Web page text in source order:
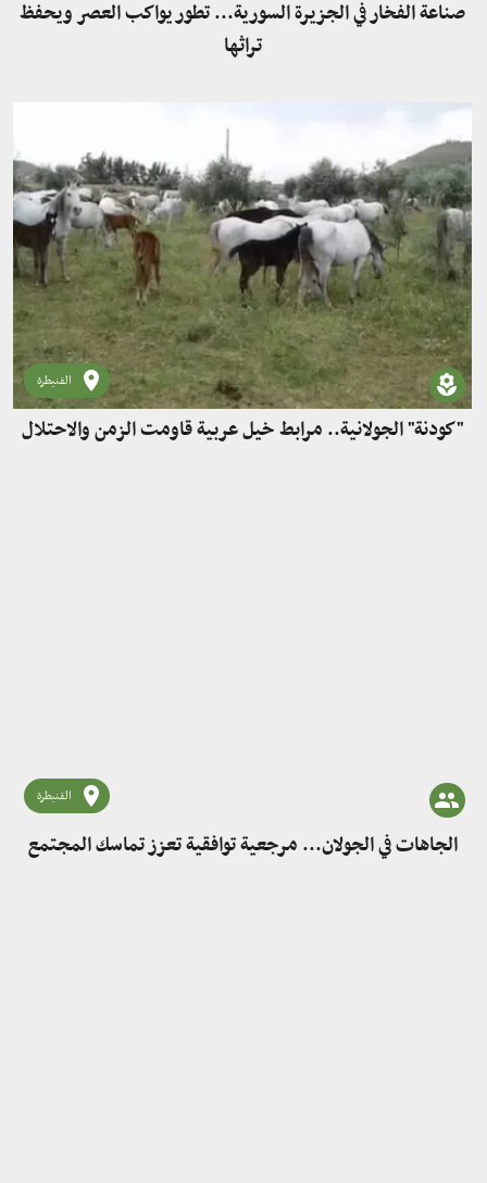
صناعة الفخار في الجزيرة السورية... تطور يواكب العصر ويحفظ
تراثها
القنيطرة
"كودنة" الجولانية.. مرابط خيل عربية قاومت الزمن والاحتلال
القنيطرة
الجاهات في الجولان... مرجعية توافقية تعزز تماسك المجتمع